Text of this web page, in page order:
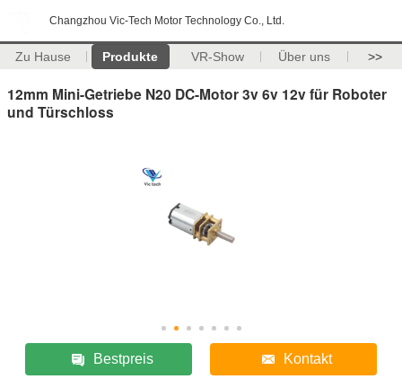
Changzhou Vic-Tech Motor Technology Co., Ltd.
Zu Hause Produkte VR-Show Über uns >>
12mm Mini-Getriebe N20 DC-Motor 3v 6v 12v für Roboter
und Türschloss
Bestpreis Kontakt